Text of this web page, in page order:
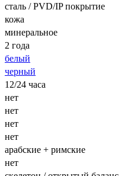
сталь / PVD/IP покрытие
кожа
минеральное
2 года
белый
черный
12/24 часа
нет
нет
нет
нет
арабские + римские
нет